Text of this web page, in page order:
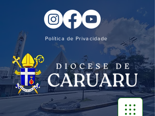
Política de Privacidade